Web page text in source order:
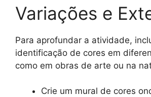
Variações e
Para aprofundar a atividade,
identificação de cores em
como em obras de arte ou na
Crie um mural de cores